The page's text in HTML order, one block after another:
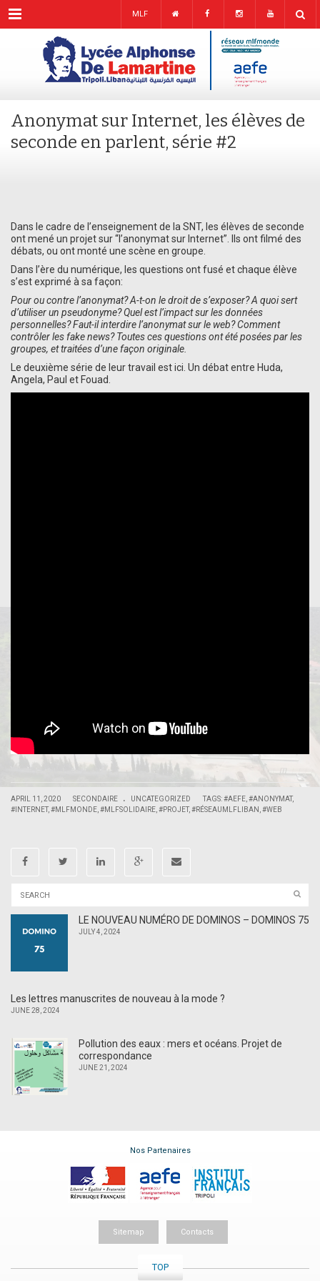
Menu MLF
Anonymat sur Internet, les élèves de
seconde en parlent, série #2
Dans le cadre de l’enseignement de la SNT, les élèves de seconde
ont mené un projet sur “l’anonymat sur Internet”. Ils ont filmé des
débats, ou ont monté une scène en groupe.
Dans l’ère du numérique, les questions ont fusé et chaque élève
s’est exprimé à sa façon:
Pour ou contre l’anonymat? A-t-on le droit de s’exposer? A quoi sert
d’utiliser un pseudonyme? Quel est l’impact sur les données
personnelles? Faut-il interdire l’anonymat sur le web? Comment
contrôler les fake news? Toutes ces questions ont été posées par les
groupes, et traitées d’une façon originale.
Le deuxième série de leur travail est ici. Un débat entre Huda,
Angela, Paul et Fouad.
APRIL 11, 2020 SECONDAIRE . UNCATEGORIZED TAGS:#AEFE #ANONYMAT,
#INTERNET,#MLFMONDE #MLFSOLIDAIRE #PROJET,#RÉSEAUMLFLIBAN #WEB
LE NOUVEAU NUMÉRO DE DOMINOS – DOMINOS 75
JULY 4, 2024
Les lettres manuscrites de nouveau à la mode ?
JUNE 28, 2024
Pollution des eaux : mers et océans. Projet de
correspondance
JUNE 21, 2024
Nos Partenaires
Sitemap Contacts
TOP